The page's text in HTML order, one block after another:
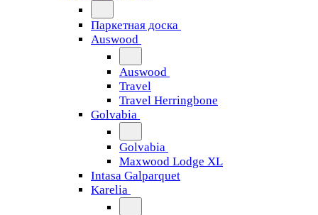
Паркетная доска
Auswood
Auswood
Travel
Travel Herringbone
Golvabia
Golvabia
Maxwood Lodge XL
Intasa Galparquet
Karelia